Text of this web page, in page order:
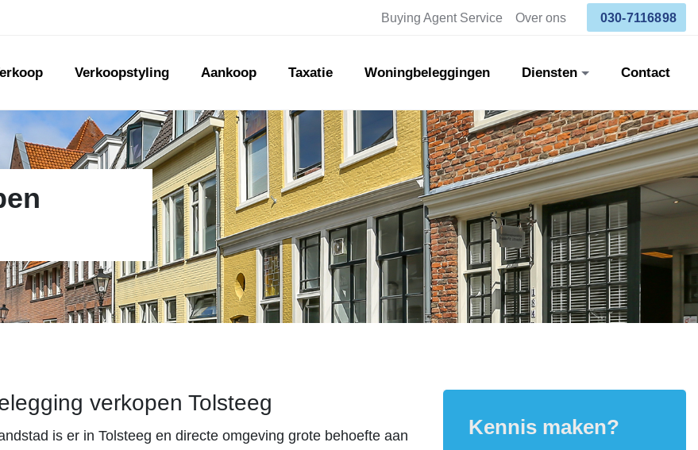
Buying Agent Service Over ons 030-7116898
Verkoopstyling Aankoop Taxatie Woningbeleggingen Diensten Contact
verkopen Tolsteeg
is er in Tolsteeg en directe omgeving grote behoefte aan
Kennis maken?